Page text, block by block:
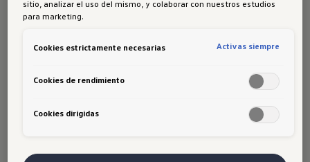
seguridad
te alerta sobre cualquier problema en tus
preventivas y conducir con confianza.​
sitio, analizar el uso del mismo, y colaborar con nuestros estudios
para marketing.
Cookies estrictamente necesarias Activas siempre
Cookies de rendimiento
Cookies dirigidas